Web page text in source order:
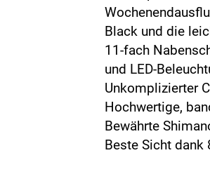
Black und die
11-fach
und LED-
Unkomplizierter
Hochwertige,
Bewährte
Beste Sicht dank